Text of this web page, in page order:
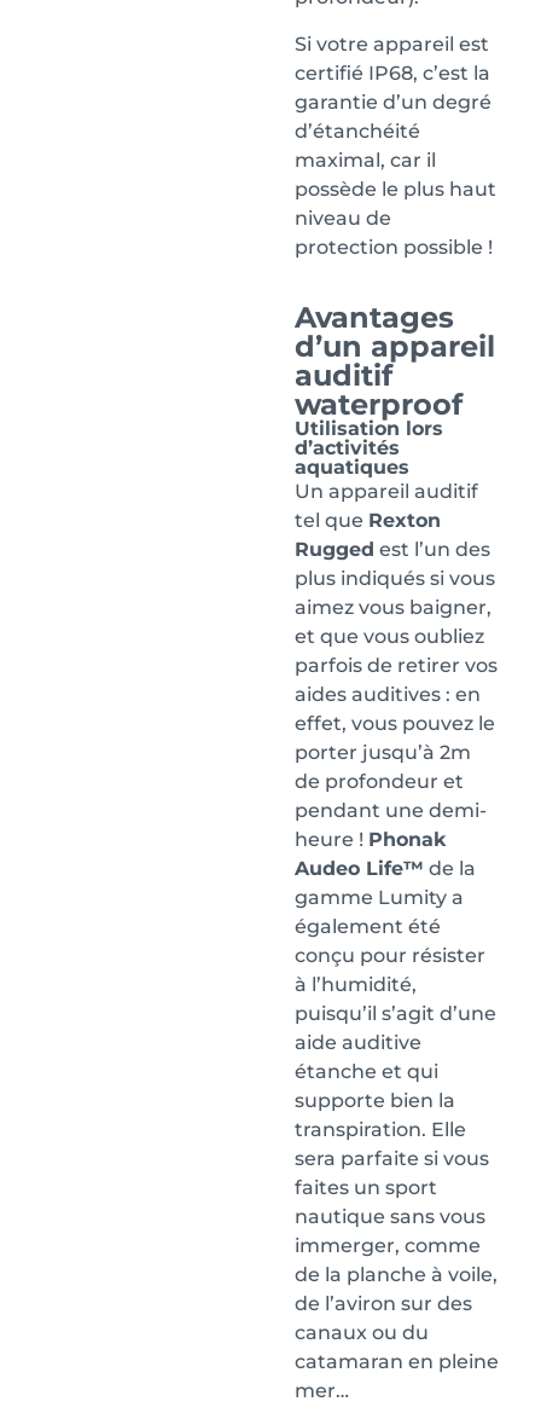
Si votre appareil est
certifié IP68, c’est la
garantie d’un degré
d’étanchéité
maximal, car il
possède le plus haut
niveau de
protection possible !
Avantages
d’un appareil
auditif
waterproof
Utilisation lors
d’activités
aquatiques
Un appareil auditif
tel que Rexton
Rugged est l’un des
plus indiqués si vous
aimez vous baigner,
et que vous oubliez
parfois de retirer vos
aides auditives : en
effet, vous pouvez le
porter jusqu’à 2m
de profondeur et
pendant une demi-
heure ! Phonak
Audeo Life™ de la
gamme Lumity a
également été
conçu pour résister
à l’humidité,
puisqu’il s’agit d’une
aide auditive
étanche et qui
supporte bien la
transpiration. Elle
sera parfaite si vous
faites un sport
nautique sans vous
immerger, comme
de la planche à voile,
de l’aviron sur des
canaux ou du
catamaran en pleine
mer…